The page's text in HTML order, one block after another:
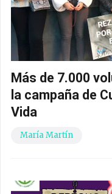
Más de 7.000
la campaña de
Vida
María Martín